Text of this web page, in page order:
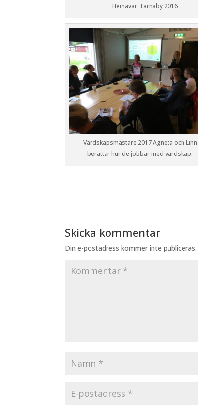
Hemavan Tärnaby 2016
Värdskapsmästare 2017 Agneta och Linn
berättar hur de jobbar med värdskap.
Skicka kommentar
Din e-postadress kommer inte publiceras.